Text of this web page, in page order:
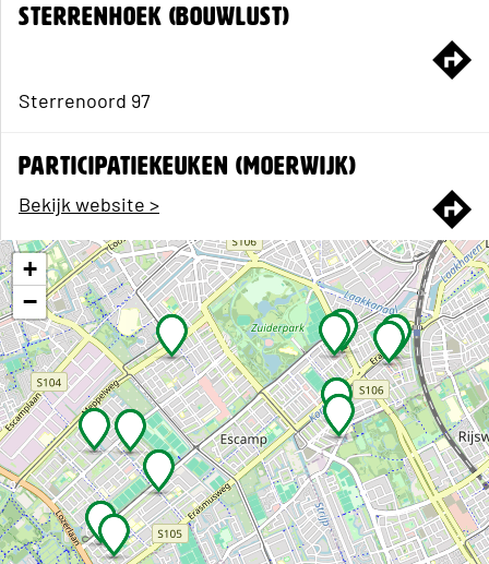
+
−
STERRENHOEK (BOUWLUST)
Sterrenoord 97
PARTICIPATIEKEUKEN (MOERWIJK)
Bekijk website >
Guntersteinweg 377
BUURTKAMER ’T VIERHUIS (MORGENSTOND)
Maartensdijklaan 185
BUURTKAMER DE LUYK (MOERWIJK)
Bekijk website >
Contact: buurtkamerdeluyk@meion.nl
Jan Luykenlaan 119